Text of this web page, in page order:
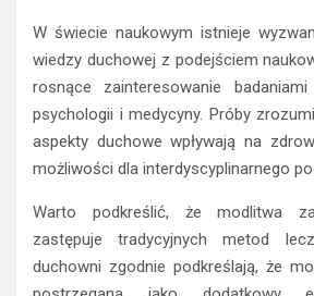
W świecie naukowym istnieje
wiedzy duchowej z podejściem
rosnące zainteresowanie
psychologii i medycyny. Próby
aspekty duchowe wpływają na
możliwości dla interdyscyplinarnego
Warto podkreślić, że modlitwa
zastępuje tradycyjnych metod
duchowni zgodnie podkreślają, że